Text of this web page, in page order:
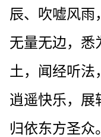
辰、吹嘘风雨
无量无边，悉
土，闻经听法
逍遥快乐，展
归依东方圣众。